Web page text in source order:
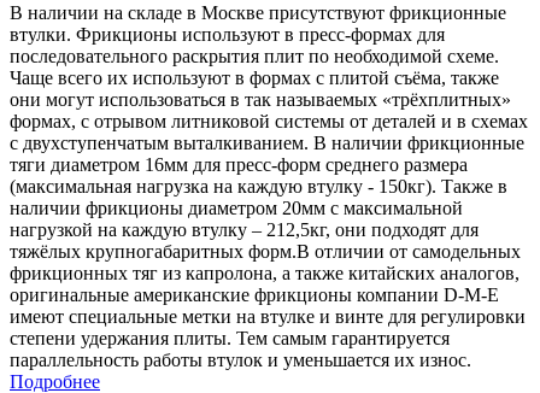
В наличии на складе в Москве присутствуют фрикционные
втулки. Фрикционы используют в пресс-формах для
последовательного раскрытия плит по необходимой схеме.
Чаще всего их используют в формах с плитой съёма, также
они могут использоваться в так называемых «трёхплитных»
формах, с отрывом литниковой системы от деталей и в схемах
с двухступенчатым выталкиванием. В наличии фрикционные
тяги диаметром 16мм для пресс-форм среднего размера
(максимальная нагрузка на каждую втулку - 150кг). Также в
наличии фрикционы диаметром 20мм с максимальной
нагрузкой на каждую втулку – 212,5кг, они подходят для
тяжёлых крупногабаритных форм.В отличии от самодельных
фрикционных тяг из капролона, а также китайских аналогов,
оригинальные американские фрикционы компании D-M-E
имеют специальные метки на втулке и винте для регулировки
степени удержания плиты. Тем самым гарантируется
параллельность работы втулок и уменьшается их износ.
Подробнее